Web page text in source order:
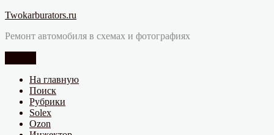
Перейти
содержимому
Twokarburators.ru
Ремонт автомобиля в схемах и фотографиях
На главную
Поиск
Рубрики
Solex
Ozon